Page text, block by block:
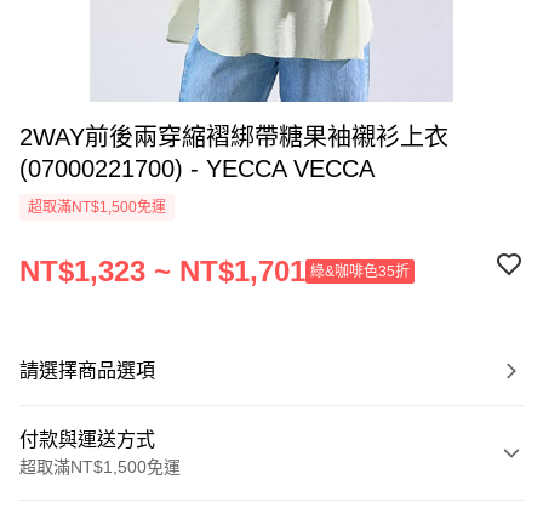
2WAY前後兩穿縮褶綁帶糖果袖襯衫上衣
(07000221700) - YECCA VECCA
超取滿NT$1,500免運
NT$1,323 ~ NT$1,701 綠&咖啡色35折
請選擇商品選項
付款與運送方式
超取滿NT$1,500免運